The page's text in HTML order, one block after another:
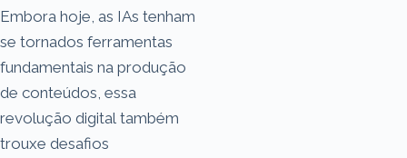
Embora hoje, as IAs tenham
se tornados ferramentas
fundamentais na produção
de conteúdos, essa
revolução digital também
trouxe desafios